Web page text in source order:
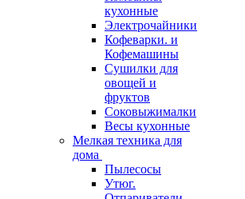
кухонные
Электрочайники
Кофеварки. и
Кофемашины
Сушилки для
овощей и
фруктов
Соковыжималки
Весы кухонные
Мелкая техника для
дома
Пылесосы
Утюг.